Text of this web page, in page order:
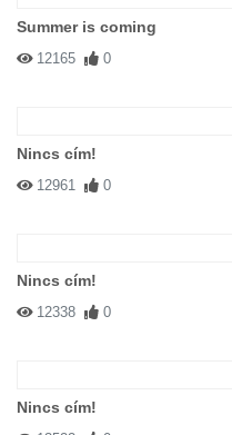
Summer is coming
12165 0
Nincs cím!
12961 0
Nincs cím!
12338 0
Nincs cím!